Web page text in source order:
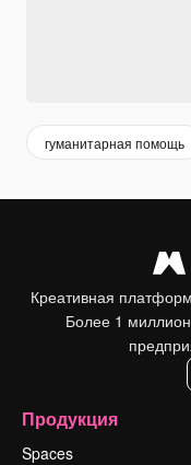
гуманитарная помощь
Креативная
Более 1
Продукция
Spaces